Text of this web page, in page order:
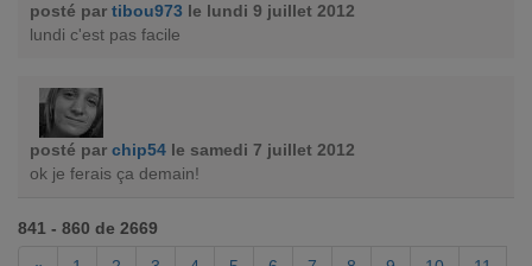
posté par tibou973 le lundi 9 juillet 2012
lundi c'est pas facile
posté par chip54 le samedi 7 juillet 2012
ok je ferais ça demain!
841 - 860 de 2669